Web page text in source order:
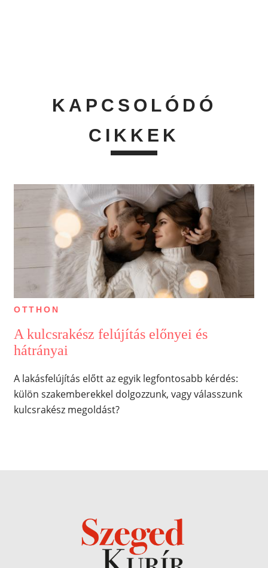
KAPCSOLÓDÓ
CIKKEK
OTTHON
A kulcsrakész felújítás előnyei és
hátrányai
A lakásfelújítás előtt az egyik legfontosabb kérdés:
külön szakemberekkel dolgozzunk, vagy válasszunk
kulcsrakész megoldást?